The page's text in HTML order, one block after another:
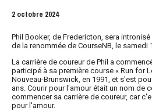
2 octobre 2024
Phil Booker, de Fredericton, sera
de la renommée de CourseNB, le samedi
La carrière de coureur de Phil a
participé à sa première course « Run for
Nouveau-Brunswick, en 1991, et s'est
ans. Courir pour l'amour était un nom de
commencer sa carrière de coureur, car
pour l'amour.